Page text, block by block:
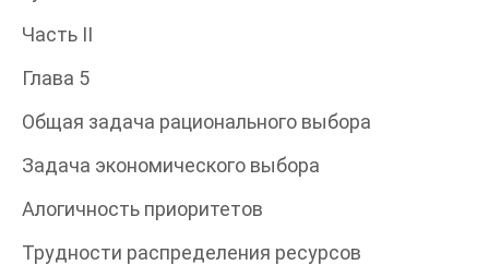
Часть II
Глава 5
Общая задача рационального выбора
Задача экономического выбора
Алогичность приоритетов
Трудности распределения ресурсов